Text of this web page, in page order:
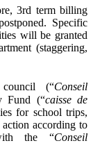
3rd term billing
Specific
will be granted
(staggering,
(“Conseil
Fund (“caisse de
for school trips,
according to
the “Conseil